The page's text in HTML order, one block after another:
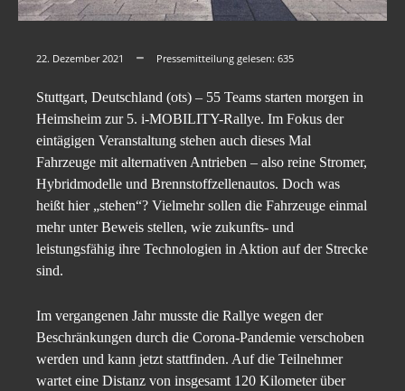
22. Dezember 2021 Pressemitteilung gelesen: 635
Stuttgart, Deutschland (ots) – 55 Teams starten morgen in
Heimsheim zur 5. i-MOBILITY-Rallye. Im Fokus der
eintägigen Veranstaltung stehen auch dieses Mal
Fahrzeuge mit alternativen Antrieben – also reine Stromer,
Hybridmodelle und Brennstoffzellenautos. Doch was
heißt hier „stehen“? Vielmehr sollen die Fahrzeuge einmal
mehr unter Beweis stellen, wie zukunfts- und
leistungsfähig ihre Technologien in Aktion auf der Strecke
sind.
Im vergangenen Jahr musste die Rallye wegen der
Beschränkungen durch die Corona-Pandemie verschoben
werden und kann jetzt stattfinden. Auf die Teilnehmer
wartet eine Distanz von insgesamt 120 Kilometer über